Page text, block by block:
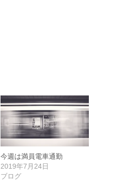
今週は満員電車通勤
2019年7月24日
ブログ